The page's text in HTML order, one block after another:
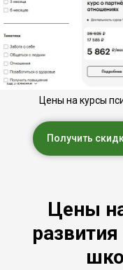
Цены на курсы
Получить
Цены